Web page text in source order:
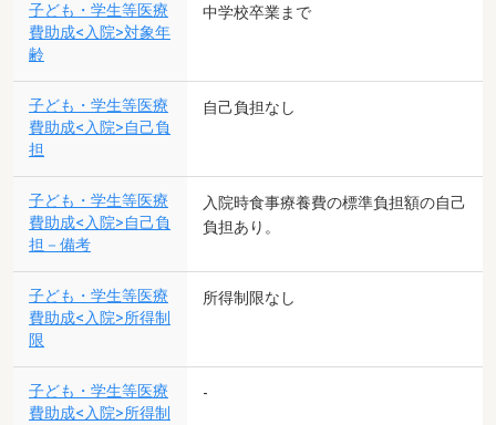
子ども・学生等医療
費助成<入院>対象年
齢
中学校卒業まで
子ども・学生等医療
費助成<入院>自己負
担
自己負担なし
子ども・学生等医療
費助成<入院>自己負
担－備考
入院時食事療養費の標準負担額の自己
負担あり。
子ども・学生等医療
費助成<入院>所得制
限
所得制限なし
子ども・学生等医療
費助成<入院>所得制
-